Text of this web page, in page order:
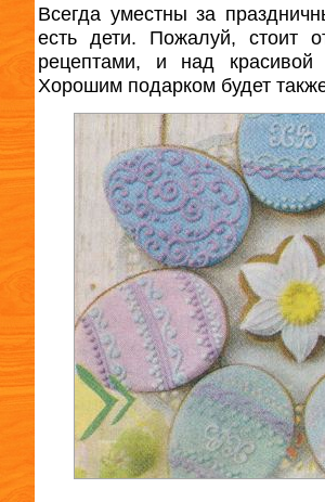
Всегда уместны за
есть дети. Пожалуй, стоит
рецептами, и над красивой
Хорошим подарком будет